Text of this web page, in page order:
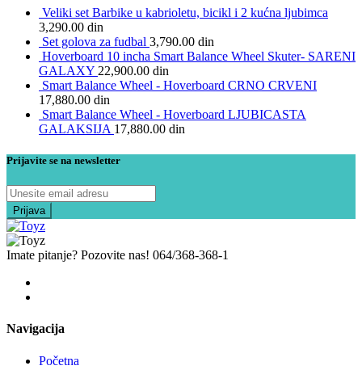
Veliki set Barbike u kabrioletu, bicikl i 2 kućna ljubimca
3,290.00 din
Set golova za fudbal 3,790.00 din
Hoverboard 10 incha Smart Balance Wheel Skuter- SARENI
GALAXY 22,900.00 din
Smart Balance Wheel - Hoverboard CRNO CRVENI
17,880.00 din
Smart Balance Wheel - Hoverboard LJUBICASTA
GALAKSIJA 17,880.00 din
Prijavite se na newsletter
Imate pitanje? Pozovite nas! 064/368-368-1
Navigacija
Početna